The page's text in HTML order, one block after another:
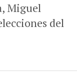
Miguel
del